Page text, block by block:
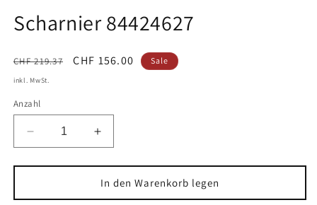
Scharnier 84424627
Normaler
Preis
CHF 219.37 Verkaufspreis
CHF 156.00 Sale
inkl. MwSt.
Anzahl
Verringere
die
Menge
Motorhaubenhalterung
Erhöhe
die
Menge
für
Motorhaubenhalterung
In den Warenkorb legen